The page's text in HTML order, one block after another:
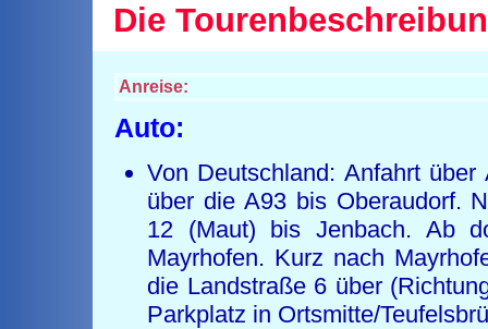
Die
Anreise:
Auto:
Von Deutschland: Anfahrt
über die A93 bis Oberaudorf.
12 (Maut) bis Jenbach. Ab
Mayrhofen. Kurz nach
die Landstraße 6 über
Parkplatz in Ortsmitte/